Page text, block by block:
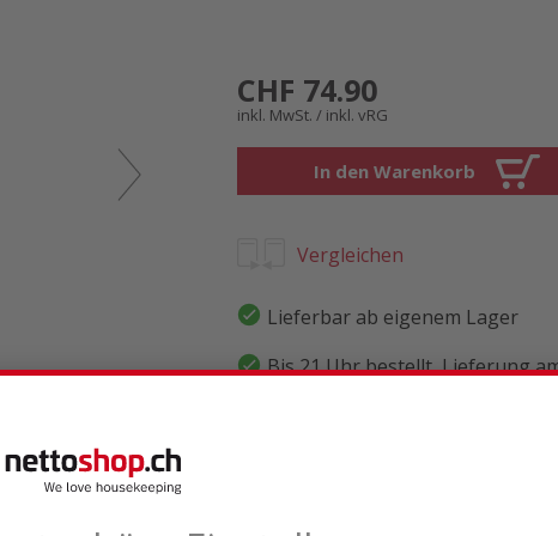
CHF 74.90
inkl. MwSt. / inkl. vRG
In den Warenkorb
Vergleichen
Lieferbar ab eigenem Lager
Bis 21 Uhr bestellt, Lieferung
Optional mit 2 Jahren